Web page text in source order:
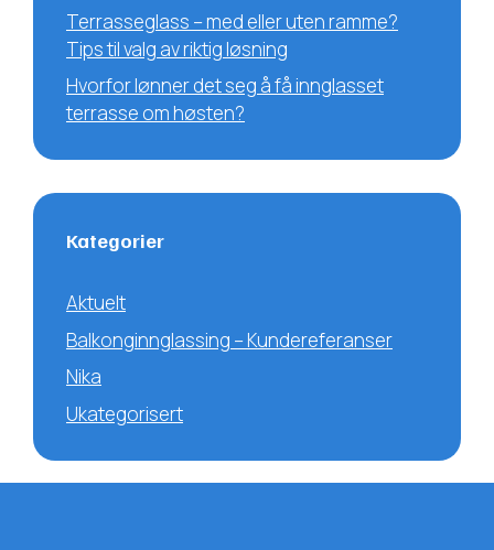
Terrasseglass – med eller uten ramme?
Tips til valg av riktig løsning
Hvorfor lønner det seg å få innglasset
terrasse om høsten?
Kategorier
Aktuelt
Balkonginnglassing – Kundereferanser
Nika
Ukategorisert